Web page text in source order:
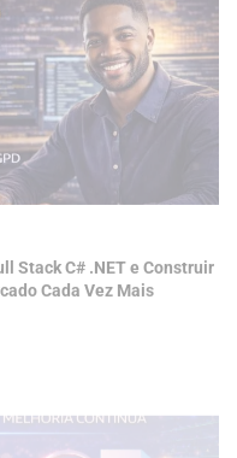
Stack C# .NET e Construir